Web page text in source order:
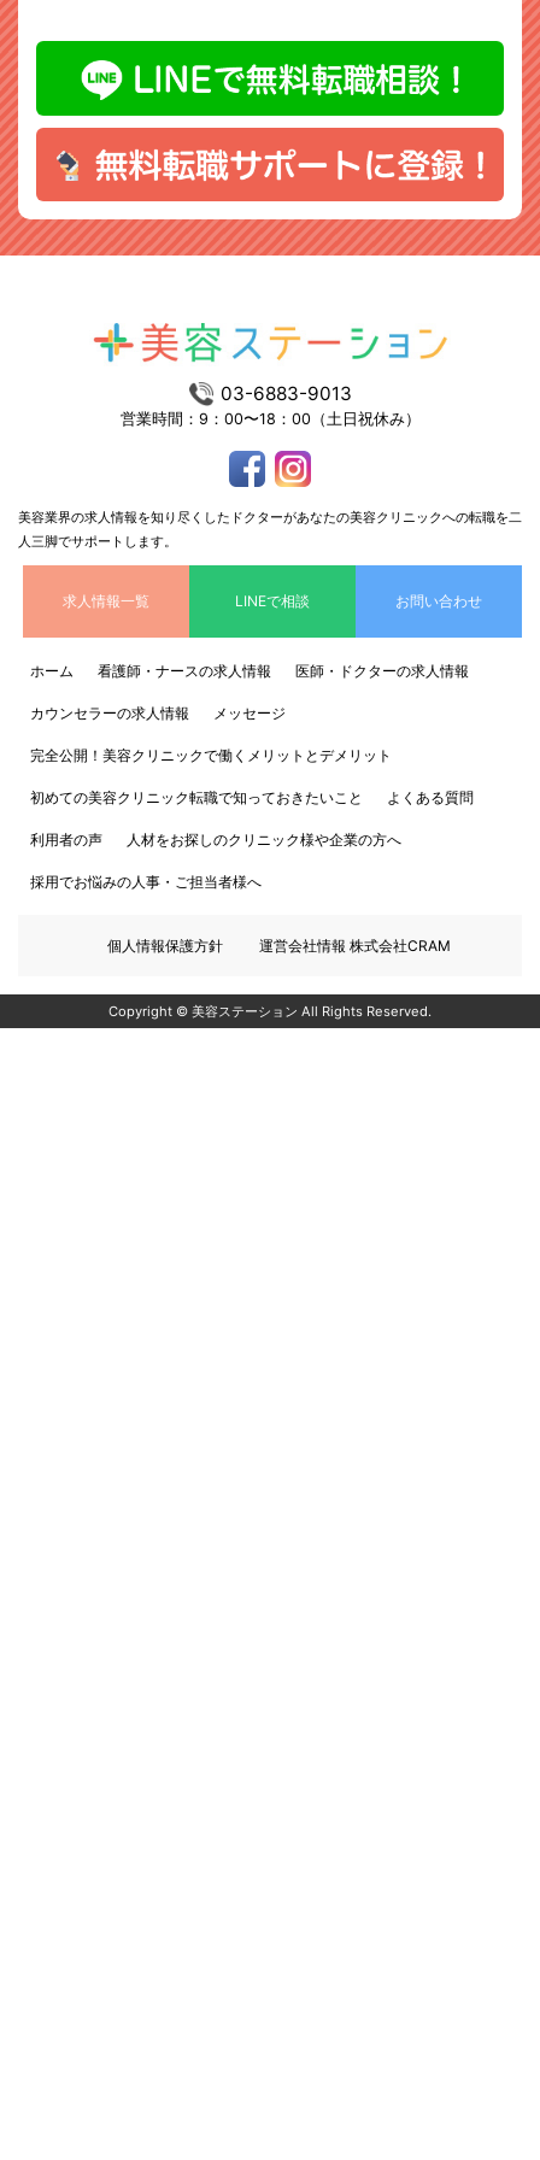
03-6883-9013
営業時間：9：00〜18：00（土日祝休み）
美容業界の求人情報を知り尽くしたドクターがあなたの美容クリニックへの転職を二
人三脚でサポートします。
求人情報一覧 LINEで相談 お問い合わせ
ホーム 看護師・ナースの求人情報 医師・ドクターの求人情報
カウンセラーの求人情報 メッセージ
完全公開！美容クリニックで働くメリットとデメリット
初めての美容クリニック転職で知っておきたいこと よくある質問
利用者の声 人材をお探しのクリニック様や企業の方へ
採用でお悩みの人事・ご担当者様へ
個人情報保護方針 運営会社情報 株式会社CRAM
Copyright © 美容ステーション All Rights Reserved.